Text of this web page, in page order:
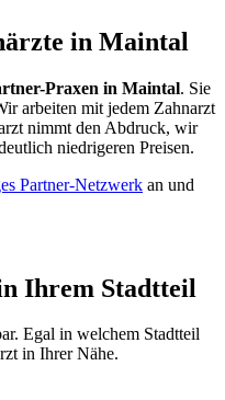
in Maintal
Praxen in Maintal. Sie
arbeiten mit jedem Zahnarzt
nimmt den Abdruck, wir
niedrigeren Preisen.
Partner-Netzwerk an und
Ihrem Stadtteil
Egal in welchem Stadtteil
in Ihrer Nähe.